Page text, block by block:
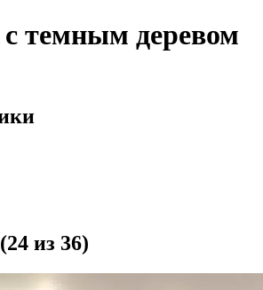
темным деревом
из 36)